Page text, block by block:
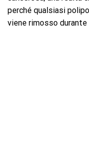
perché qualsiasi
viene rimosso durante